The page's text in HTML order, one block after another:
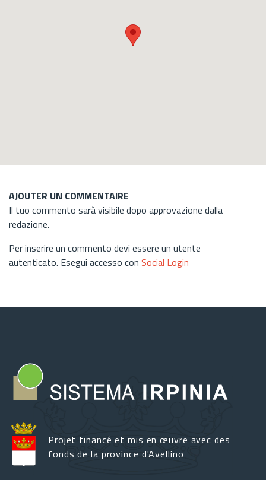
AJOUTER UN COMMENTAIRE
Il tuo commento sarà visibile dopo approvazione dalla
redazione.
Per inserire un commento devi essere un utente
autenticato. Esegui accesso con Social Login
Projet financé et mis en œuvre avec des
fonds de la province d'Avellino